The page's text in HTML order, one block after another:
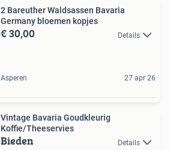
2 Bareuther Waldsassen Bavaria
Germany bloemen kopjes
€ 30,00 Details
Asperen 27 apr 26
Vintage Bavaria Goudkleurig
Koffie/Theeservies
Bieden Details